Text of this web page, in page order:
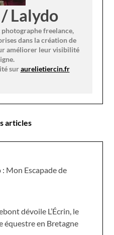
Lalydo
photographe freelance,
dans la création de
améliorer leur visibilité
suraurelietiercin.fr
articles
Mon Escapade de
dévoile L’Écrin, le
équestre en Bretagne